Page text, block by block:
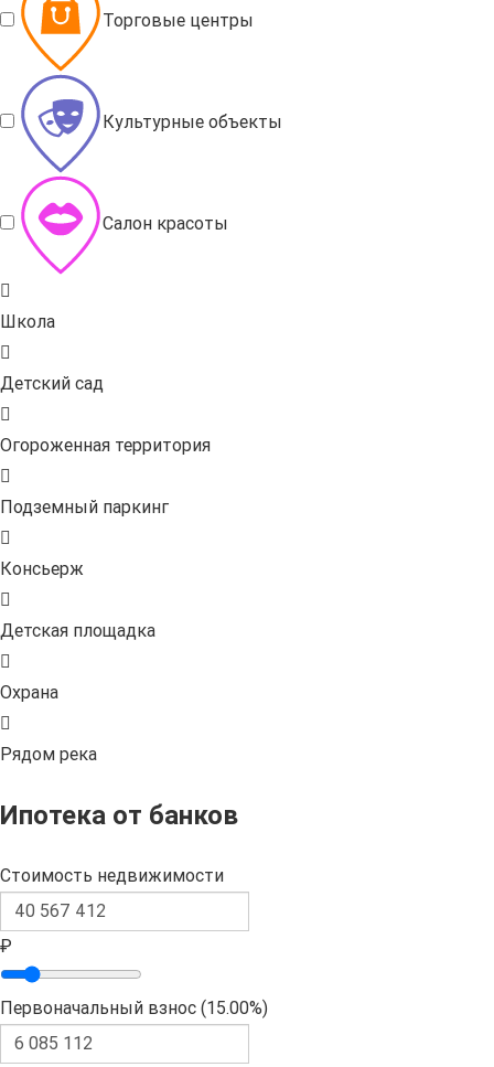
Торговые центры
Культурные объекты
Салон красоты
Школа
Детский сад
Огороженная территория
Подземный паркинг
Консьерж
Детская площадка
Охрана
Рядом река
Ипотека от банков
Стоимость недвижимости
₽
Первоначальный взнос (15.00%)